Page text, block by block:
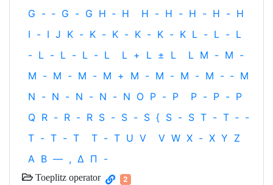
G - ‐ G - G H ‐ H H - H - H - H - H
I - I J K - K - K - K - K - K L - L - L
- L - L - L - L L + L ± L L M - M -
M - M - M - M + M - M - M - M - ‐ M
N - N - N - N - N O P - P P - P - P
Q R - R - R S - S - S { S - S T - T ‐ -
T - T - T T - T U V V W X - X Y Z
Α Β — , Δ Π -
Toeplitz operator 2